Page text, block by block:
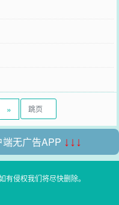
»
无广告APP ↓↓↓
侵权我们将尽快删除。